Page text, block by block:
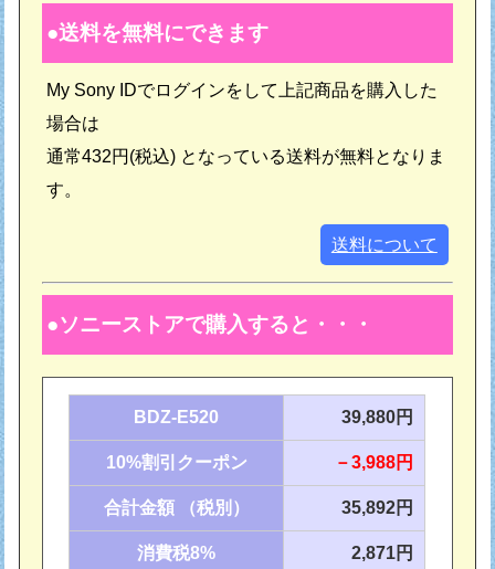
送料を無料にできます
My Sony IDでログインをして上記商品を購入した
場合は
通常432円(税込) となっている送料が無料となりま
す。
送料について
ソニーストアで購入すると・・・
BDZ-E520 39,880円
10%割引クーポン －3,988円
合計金額 （税別） 35,892円
消費税8% 2,871円